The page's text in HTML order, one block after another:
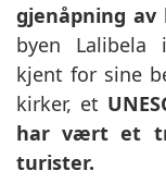
gjenåpning av
byen Lalibela
kjent for sine
kirker, et
har vært et
turister.